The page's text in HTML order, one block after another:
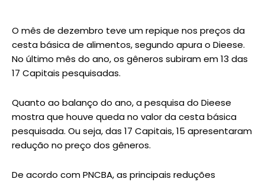
O mês de dezembro teve um repique nos preços da
cesta básica de alimentos, segundo apura o Dieese.
No último mês do ano, os gêneros subiram em 13 das
17 Capitais pesquisadas.
Quanto ao balanço do ano, a pesquisa do Dieese
mostra que houve queda no valor da cesta básica
pesquisada. Ou seja, das 17 Capitais, 15 apresentaram
redução no preço dos gêneros.
De acordo com PNCBA, as principais reduções